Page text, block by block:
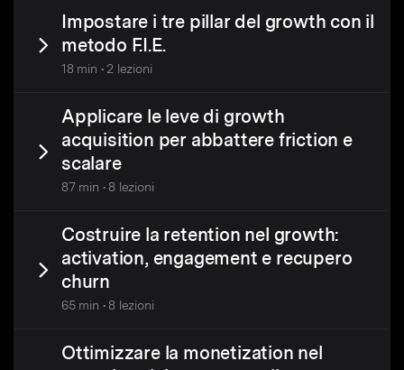
Impostare i tre pillar del growth con il
metodo F.I.E.
18 min • 2 lezioni
Applicare le leve di growth
acquisition per abbattere friction e
scalare
87 min • 8 lezioni
Costruire la retention nel growth:
activation, engagement e recupero
churn
65 min • 8 lezioni
Ottimizzare la monetization nel